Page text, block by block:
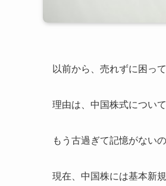
以前から、売れずに困っ
理由は、中国株式につい
もう古過ぎて記憶がない
現在、中国株には基本新